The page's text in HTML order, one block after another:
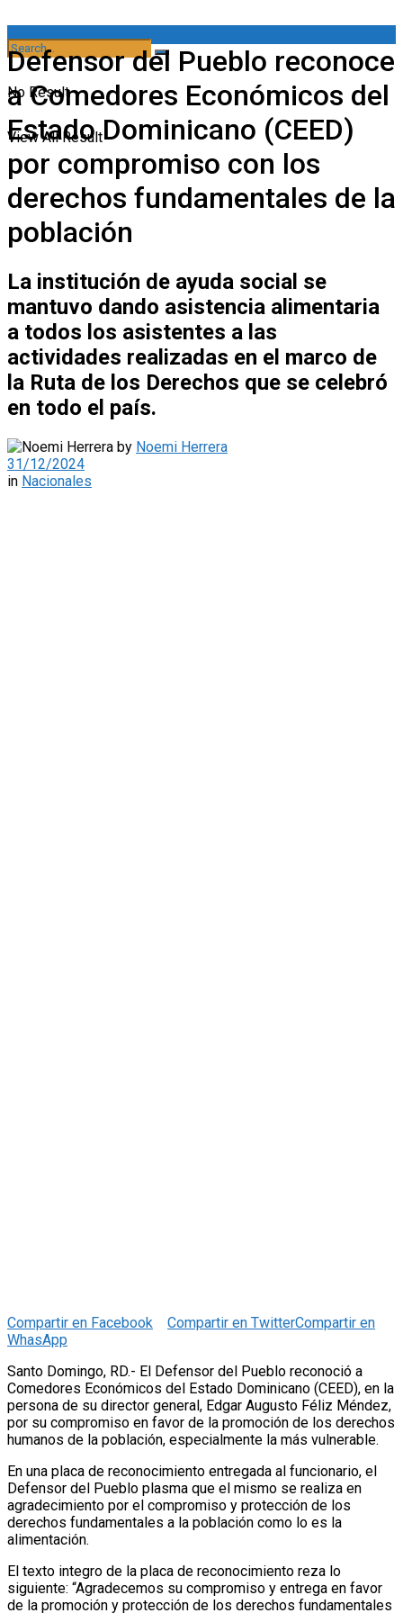
No Result
View All Result
Defensor del Pueblo reconoce
a Comedores Económicos del
Estado Dominicano (CEED)
por compromiso con los
derechos fundamentales de la
población
La institución de ayuda social se
mantuvo dando asistencia alimentaria
a todos los asistentes a las
actividades realizadas en el marco de
la Ruta de los Derechos que se celebró
en todo el país.
by Noemi Herrera
31/12/2024
in Nacionales
Compartir en Facebook Compartir en TwitterCompartir en
WhasApp
Santo Domingo, RD.- El Defensor del Pueblo reconoció a
Comedores Económicos del Estado Dominicano (CEED), en la
persona de su director general, Edgar Augusto Féliz Méndez,
por su compromiso en favor de la promoción de los derechos
humanos de la población, especialmente la más vulnerable.
En una placa de reconocimiento entregada al funcionario, el
Defensor del Pueblo plasma que el mismo se realiza en
agradecimiento por el compromiso y protección de los
derechos fundamentales a la población como lo es la
alimentación.
El texto integro de la placa de reconocimiento reza lo
siguiente: “Agradecemos su compromiso y entrega en favor
de la promoción y protección de los derechos fundamentales